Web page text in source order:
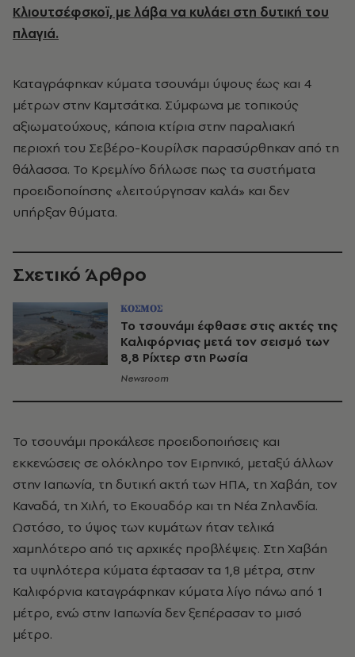
Κλιουτσέφσκοϊ, με λάβα να κυλάει στη δυτική του
πλαγιά.
Καταγράφηκαν κύματα τσουνάμι ύψους έως και 4
μέτρων στην Καμτσάτκα. Σύμφωνα με τοπικούς
αξιωματούχους, κάποια κτίρια στην παραλιακή
περιοχή του Σεβέρο-Κουρίλσκ παρασύρθηκαν από τη
θάλασσα. Το Κρεμλίνο δήλωσε πως τα συστήματα
προειδοποίησης «λειτούργησαν καλά» και δεν
υπήρξαν θύματα.
Σχετικό Άρθρο
ΚΟΣΜΟΣ
Το τσουνάμι έφθασε στις ακτές της
Καλιφόρνιας μετά τον σεισμό των
8,8 Ρίχτερ στη Ρωσία
Newsroom
Το τσουνάμι προκάλεσε προειδοποιήσεις και
εκκενώσεις σε ολόκληρο τον Ειρηνικό, μεταξύ άλλων
στην Ιαπωνία, τη δυτική ακτή των ΗΠΑ, τη Χαβάη, τον
Καναδά, τη Χιλή, το Εκουαδόρ και τη Νέα Ζηλανδία.
Ωστόσο, το ύψος των κυμάτων ήταν τελικά
χαμηλότερο από τις αρχικές προβλέψεις. Στη Χαβάη
τα υψηλότερα κύματα έφτασαν τα 1,8 μέτρα, στην
Καλιφόρνια καταγράφηκαν κύματα λίγο πάνω από 1
μέτρο, ενώ στην Ιαπωνία δεν ξεπέρασαν το μισό
μέτρο.